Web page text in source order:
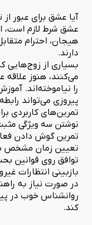
آیا عشق برای عبور
عشق شرط لازم است،
هیجان، احترام
دارند.
بسیاری از زوج‌هایی
می‌کنند، هنوز علاقه
را نیاموخته‌اند.
پیروزی می‌تواند
تمرین‌های کاربردی
نوشتن سه ویژگی
تمرین گوش دادن
تعیین زمان مشخص
توافق روی قوانین
بازبینی انتظارات
در صورت نیاز به
روانشناس خوب در
کند.